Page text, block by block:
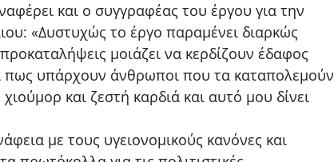
και ο συγγραφέας του έργου για την
«Δυστυχώς το έργο παραμένει διαρκώς
μοιάζει να κερδίζουν έδαφος
πως υπάρχουν άνθρωποι που τα καταπολεμούν
και ζεστή καρδιά και αυτό μου δίνει
με τους υγειονομικούς κανόνες και